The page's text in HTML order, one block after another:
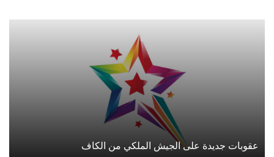
عقوبات جديدة على الجيش الملكي من الكاف